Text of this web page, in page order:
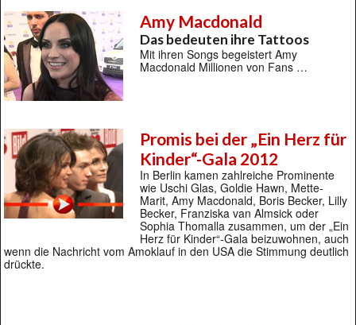
Amy Macdonald
Das bedeuten ihre Tattoos
Mit ihren Songs begeistert Amy
Macdonald Millionen von Fans …
Promis bei der „Ein Herz für
Kinder“-Gala 2012
In Berlin kamen zahlreiche Prominente
wie Uschi Glas, Goldie Hawn, Mette-
Marit, Amy Macdonald, Boris Becker, Lilly
Becker, Franziska van Almsick oder
Sophia Thomalla zusammen, um der „Ein
Herz für Kinder“-Gala beizuwohnen, auch
wenn die Nachricht vom Amoklauf in den USA die Stimmung deutlich
drückte.